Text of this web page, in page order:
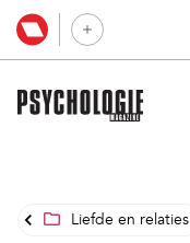
Liefde en relaties